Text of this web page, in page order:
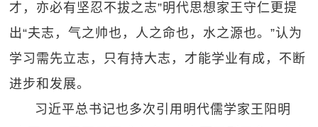
才，亦必有坚忍不拔之志”明代思想家王守仁更提
出“夫志，气之帅也，人之命也，水之源也。”认为
学习需先立志，只有持大志，才能学业有成，不断
进步和发展。
习近平总书记也多次引用明代儒学家王阳明